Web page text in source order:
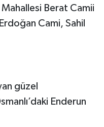
Mahallesi Berat Camii
Cami, Sahil
güzel
Enderun